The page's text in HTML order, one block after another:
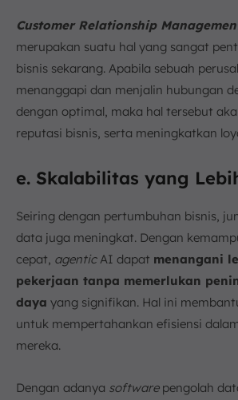
Customer Relationship
merupakan suatu hal yang sangat
bisnis sekarang. Apabila sebuah
menanggapi dan menjalin hubungan
dengan optimal, maka hal tersebut
reputasi bisnis, serta meningkatkan
e. Skalabilitas yang
Seiring dengan pertumbuhan bisnis,
data juga meningkat. Dengan
cepat, agenticAI dapat menangani
pekerjaan tanpa memerlukan
daya yang signifikan. Hal ini
untuk mempertahankan efisiensi
mereka.
Dengan adanya softwarepengolah